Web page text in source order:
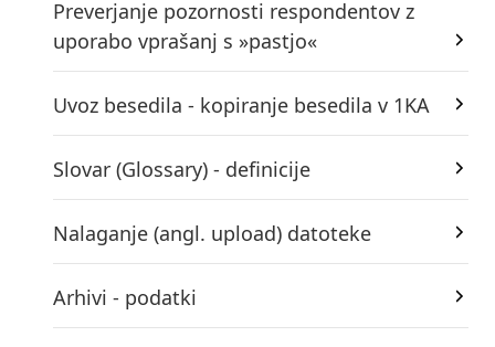
Preverjanje pozornosti respondentov z
uporabo vprašanj s »pastjo«
Uvoz besedila - kopiranje besedila v 1KA
Slovar (Glossary) - definicije
Nalaganje (angl. upload) datoteke
Arhivi - podatki